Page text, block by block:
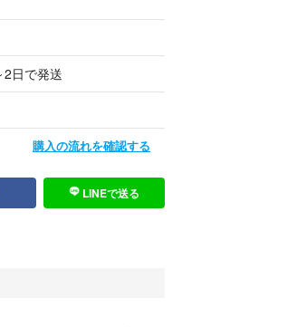
日で発送
購入の流れを確認する
LINEで送る